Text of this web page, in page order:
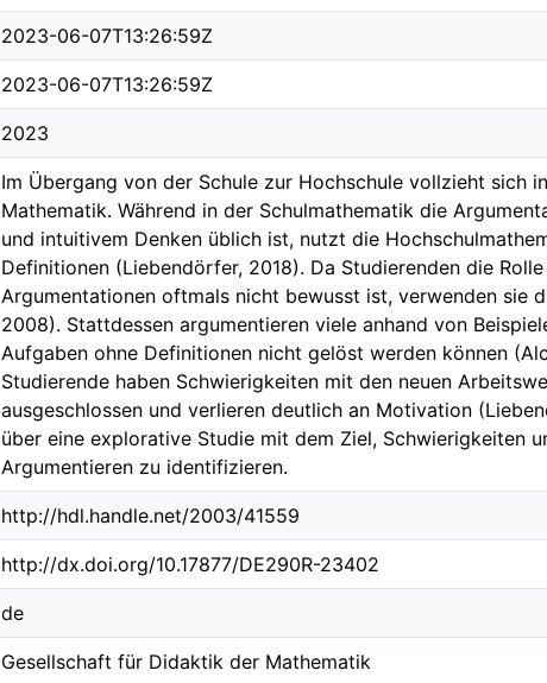
2023-06-07T13:26:59Z
2023-06-07T13:26:59Z
2023
Im Übergang von der Schule zur Hochschule vollzieht sich
Mathematik. Während in der Schulmathematik die
und intuitivem Denken üblich ist, nutzt die
Definitionen (Liebendörfer, 2018). Da Studierenden die
Argumentationen oftmals nicht bewusst ist, verwenden sie
2008). Stattdessen argumentieren viele anhand von
Aufgaben ohne Definitionen nicht gelöst werden können
Studierende haben Schwierigkeiten mit den neuen
ausgeschlossen und verlieren deutlich an Motivation
über eine explorative Studie mit dem Ziel, Schwierigkeiten
Argumentieren zu identifizieren.
http://hdl.handle.net/2003/41559
http://dx.doi.org/10.17877/DE290R-23402
de
Gesellschaft für Didaktik der Mathematik